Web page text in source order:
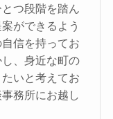
つ段階を踏ん
ができるよう
信を持ってお
、身近な町の
いと考えてお
務所にお越し